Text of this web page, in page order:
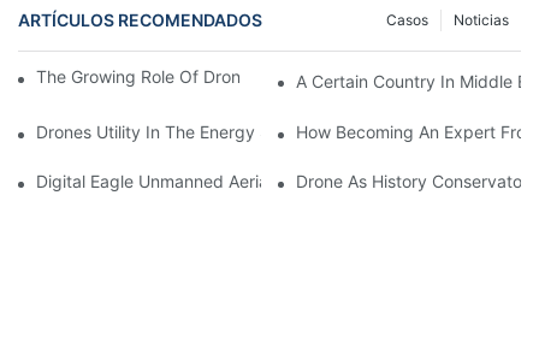
ARTÍCULOS RECOMENDADOS Noticias
Casos
The Growing Role Of Drones Across Various Industries
A Certain Country In Middle
Drones Utility In The Energy Sector Made By Digital Eagle UAV
How Becoming An Expert
Digital Eagle Unmanned Aerial Vehicle DE-RT03Drone As History Conservators